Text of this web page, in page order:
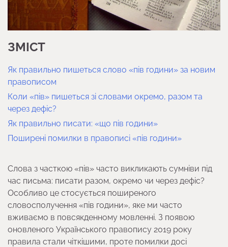
ЗМІСТ
Як правильно пишеться слово «пів години» за новим
правописом
Коли «пів» пишеться зі словами окремо, разом та
через дефіс?
Як правильно писати: «що пів години»
Поширені помилки в правописі «пів години»
Слова з часткою «пів» часто викликають сумніви під
час письма: писати разом, окремо чи через дефіс?
Особливо це стосується поширеного
словосполучення «пів години», яке ми часто
вживаємо в повсякденному мовленні. З появою
оновленого Українського правопису 2019 року
правила стали чіткішими, проте помилки досі